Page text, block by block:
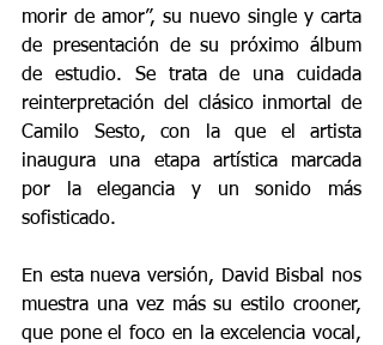
morir de amor”, su nuevo single y carta
de presentación de su próximo álbum
de estudio. Se trata de una cuidada
reinterpretación del clásico inmortal de
Camilo Sesto, con la que el artista
inaugura una etapa artística marcada
por la elegancia y un sonido más
sofisticado.
En esta nueva versión, David Bisbal nos
muestra una vez más su estilo crooner,
que pone el foco en la excelencia vocal,